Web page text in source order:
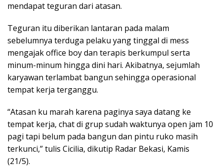
mendapat teguran dari atasan.
Teguran itu diberikan lantaran pada malam
sebelumnya terduga pelaku yang tinggal di mess
mengajak office boy dan terapis berkumpul serta
minum-minum hingga dini hari. Akibatnya, sejumlah
karyawan terlambat bangun sehingga operasional
tempat kerja terganggu.
“Atasan ku marah karena paginya saya datang ke
tempat kerja, chat di grup sudah waktunya open jam 10
pagi tapi belum pada bangun dan pintu ruko masih
terkunci,” tulis Cicilia, dikutip Radar Bekasi, Kamis
(21/5).